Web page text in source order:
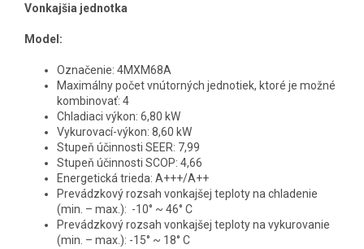
Vonkajšia jednotka
Model:
Označenie: 4MXM68A
Maximálny počet vnútorných jednotiek, ktoré je možné
kombinovať: 4
Chladiaci výkon: 6,80 kW
Vykurovací-výkon: 8,60 kW
Stupeň účinnosti SEER: 7,99
Stupeň účinnosti SCOP: 4,66
Energetická trieda: A+++/A++
Prevádzkový rozsah vonkajšej teploty na chladenie
(min. – max.): -10° ~ 46° C
Prevádzkový rozsah vonkajšej teploty na vykurovanie
(min. – max.): -15° ~ 18° C